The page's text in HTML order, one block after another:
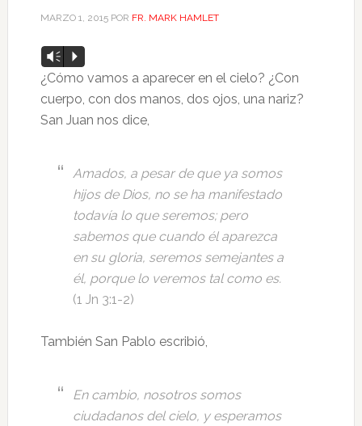
MARZO 1, 2015POR FR. MARK HAMLET
Reproductor
de
audio
Vm P
¿Cómo vamos a aparecer en el cielo? ¿Con
cuerpo, con dos manos, dos ojos, una nariz?
San Juan nos dice,
Amados, a pesar de que ya somos
hijos de Dios, no se ha manifestado
todavía lo que seremos; pero
sabemos que cuando él aparezca
en su gloria, seremos semejantes a
él, porque lo veremos tal como es.
(1 Jn 3:1-2)
También San Pablo escribió,
En cambio, nosotros somos
ciudadanos del cielo, y esperamos